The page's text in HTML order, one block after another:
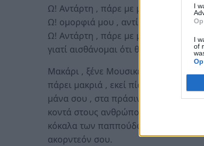
I
I
of
Ω! Αντάρτη , πάρε με μακριά
Ω! ομορφιά μου , αντίο , αντίο ,
Ω! Αντάρτη , πάρε με μακριά
γιατί αισθάνομαι ότι θα πεθάνω .
Μακάρι , ξένε Μουσικέ , να
πάρει μακριά , εκεί πίσω στη
μάνα σου , στα πράσινα λιβάδια που
κοντά στους ανθρώπους που
κόκαλα των παππούδων σου , εκεί
ακορντεόν σου.